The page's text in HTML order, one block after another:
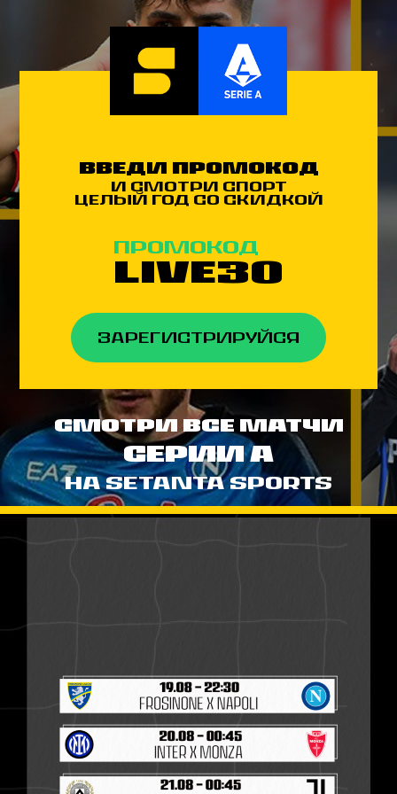
Введи промокод
и смотри спорт
целый год со скидкой
промокод
LIVE30
Зарегистрируйся
СМОТРИ ВСЕ МАТЧИ
СЕРИИ А
НА SETANTA SPORTS